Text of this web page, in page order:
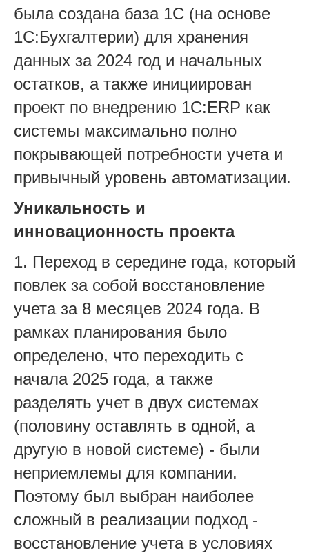
была создана база 1С (на основе
1С:Бухгалтерии) для хранения
данных за 2024 год и начальных
остатков, а также инициирован
проект по внедрению 1С:ERP как
системы максимально полно
покрывающей потребности учета и
привычный уровень автоматизации.
Уникальность и
инновационность проекта
1. Переход в середине года, который
повлек за собой восстановление
учета за 8 месяцев 2024 года. В
рамках планирования было
определено, что переходить с
начала 2025 года, а также
разделять учет в двух системах
(половину оставлять в одной, а
другую в новой системе) - были
неприемлемы для компании.
Поэтому был выбран наиболее
сложный в реализации подход -
восстановление учета в условиях